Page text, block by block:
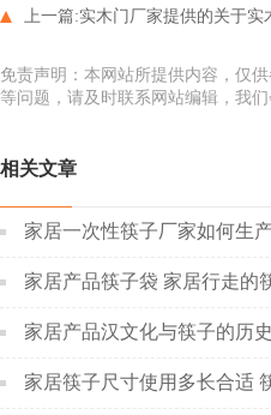
上一篇:实木门厂家提供的关于实
免责声明：本网站所提供内容，仅
等问题，请及时联系网站编辑，我
相关文章
家居产品筷子袋 家居行走的
家居产品汉文化与筷子的历
家居筷子尺寸使用多长合适